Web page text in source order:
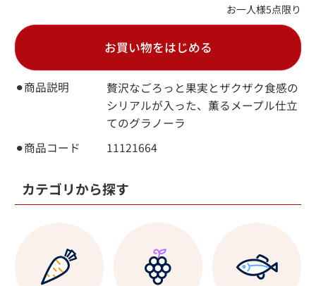
⚫︎商品説明
贅沢なごろっと果実とザクザク食感の
シリアルが入った、薫るメープル仕立
てのグラノーラ
お一人様5点限り
⚫︎商品コード 11121664
お買い物をはじめる
カテゴリから探す